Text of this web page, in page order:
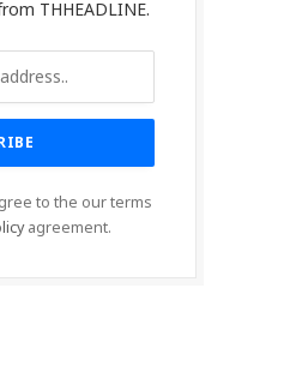
THHEADLINE.
to the our terms
agreement.